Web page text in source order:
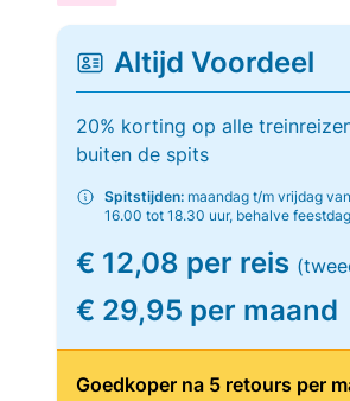
Altijd Voordeel
20% korting op alle
buiten de spits
Spitstijden: maandag t/m vrijdag
16.00 tot 18.30 uur, behalve
€ 12,08 per reis
€ 29,95 per maand
Goedkoper na 5 retours per